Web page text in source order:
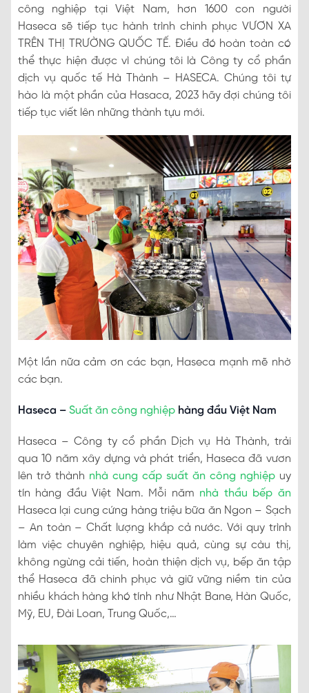
công nghiệp tại Việt Nam, hơn 1600 con người
Haseca sẽ tiếp tục hành trình chinh phục VƯƠN XA
TRÊN THỊ TRƯỜNG QUỐC TẾ. Điều đó hoàn toàn có
thể thực hiện được vì chúng tôi là Công ty cổ phần
dịch vụ quốc tế Hà Thành – HASECA. Chúng tôi tự
hào là một phần của Hasaca, 2023 hãy đợi chúng tôi
tiếp tục viết lên những thành tựu mới.
Một lần nữa cảm ơn các bạn, Haseca mạnh mẽ nhờ
các bạn.
Haseca – Suất ăn công nghiệp hàng đầu Việt Nam
Haseca – Công ty cổ phần Dịch vụ Hà Thành, trải
qua 10 năm xây dựng và phát triển, Haseca đã vươn
lên trở thành nhà cung cấp suất ăn công nghiệpuy
tín hàng đầu Việt Nam. Mỗi năm nhà thầu bếp ăn
Haseca lại cung cứng hàng triệu bữa ăn Ngon – Sạch
– An toàn – Chất lượng khắp cả nước. Với quy trình
làm việc chuyên nghiệp, hiệu quả, cùng sự càu thị,
không ngừng cải tiến, hoàn thiện dịch vụ, bếp ăn tập
thể Haseca đã chinh phục và giữ vững niềm tin của
nhiều khách hàng khó tính như Nhật Bane, Hàn Quốc,
Mỹ, EU, Đài Loan, Trung Quốc,…